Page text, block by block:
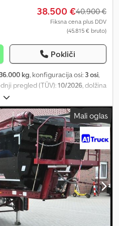
38.500 €40.900 €
Fiksna cena plus DDV
(45.815 € bruto)
Pokliči
36.000 kg, konfiguracija osi: 3 osi,
pregled (TÜV):10/2026, dolžina
, širina tovornega prostora:
2.300 mm, prostornina
širina:2.550 mm, skupna višina:
agricultural tipper Top condition
landing legs Stainless steel
axles 1st axle lift axle Air
system Aluminum ladder
Manufacturer Rim Tread depth 1
14.0 mm 1 Right 385/65R22.5
385/65R22.5 Dunlop Aluminum
Aluminum 13.0 mm 3 Left
3 Right 385/65R22.5 Bison
and insurance are available upon
Mali oglas